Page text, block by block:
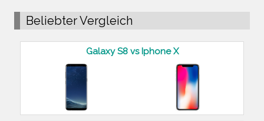
Beliebter Vergleich
Galaxy S8 vs Iphone X